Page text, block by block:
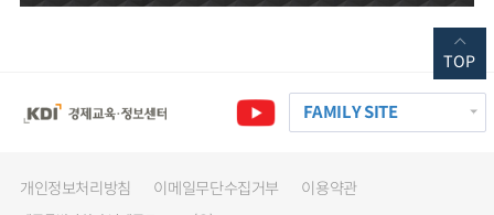
FAMILY SITE
개인정보처리방침 이메일무단수집거부 이용약관
TOP